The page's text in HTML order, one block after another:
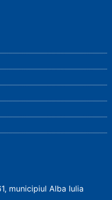
municipiul Alba Iulia